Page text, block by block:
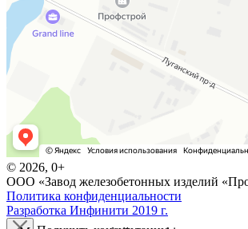
© 2026, 0+
ООО «Завод железобетонных изделий
Политика конфиденциальности
Разработка Инфинити 2019 г.